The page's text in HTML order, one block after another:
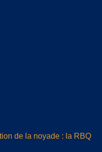
de la noyade : la RBQ